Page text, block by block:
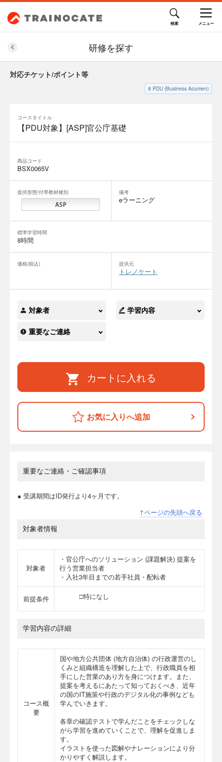
研修を探す
対応チケット/ポイント等
8 PDU (Business Acumen)
コースタイトル
【PDU対象】[ASP]官公庁基礎
商品コード
BSX0065V
提供形態/付帯教材種別 備考
eラーニング
標準学習時間
8時間
価格(税込)
12,650円(税込)
提供元
トレノケート
対象者 学習内容
重要なご連絡
カートに入れる
お気に入りへ追加
重要なご連絡・ご確認事項
● 受講期間はID発行より4ヶ月です。
↑ページの先頭へ戻る
対象者情報
対象者
・官公庁へのソリューション (課題解決) 提案を
行う営業担当者
・入社3年目までの若手社員・配転者
前提条件 □特になし
学習内容の詳細
コース概
要
国や地方公共団体 (地方自治体) の行政運営のし
くみと組織構造を理解した上で、行政職員を相
手にした営業のあり方を身につけます。また、
提案を考えるにあたって知っておくべき、近年
の国のIT施策や行政のデジタル化の事例なども
学んでいきます。
各章の確認テストで学んだことをチェックしな
がら学習を進めていくことで、理解を促進しま
す。
イラストを使った図解やナレーションにより分
かりやすく解説します。